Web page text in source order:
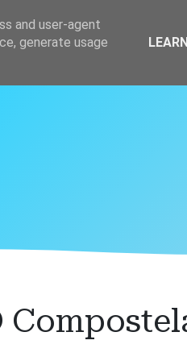
and user-agent
generate usage